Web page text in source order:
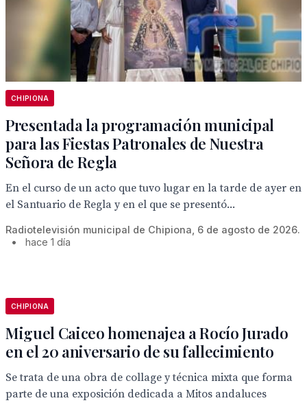
CHIPIONA
Presentada la programación municipal
para las Fiestas Patronales de Nuestra
Señora de Regla
En el curso de un acto que tuvo lugar en la tarde de ayer en
el Santuario de Regla y en el que se presentó...
Radiotelevisión municipal de Chipiona, 6 de agosto de 2026.
•
hace 1 día
CHIPIONA
Miguel Caiceo homenajea a Rocío Jurado
en el 20 aniversario de su fallecimiento
Se trata de una obra de collage y técnica mixta que forma
parte de una exposición dedicada a Mitos andaluces